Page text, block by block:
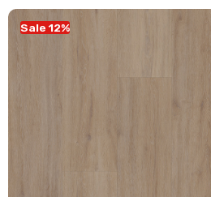
Sale 12%